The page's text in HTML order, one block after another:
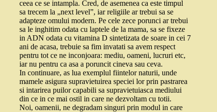
ceea ce se intampla. Cred, de asemenea ca este timpul
sa trecem la „next level”, iar religiile ar trebui sa se
adapteze omului modern. Pe cele zece porunci ar trebui
sa le inghitim odata cu laptele de la mama, sa se fixeze
in ADN odata cu vitamina D sintetizata de soare in cei 7
ani de acasa, trebuie sa fim invatati sa avem respect
pentru tot ce ne inconjoara: mediu, oameni, lucruri etc,
iar nu pentru ca asa a poruncit cineva sau ceva.
In continuare, as lua exemplul fiintelor naturii, unde
mamele asigura supravietuirea speciei lor prin pastrarea
si intarirea puilor capabili sa supravietuiasca mediului
din ce in ce mai ostil in care ne dezvoltam cu totii.
Noi, oamenii, ne degradam singuri prin modul in care